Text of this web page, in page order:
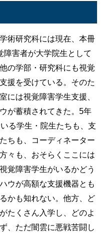
術研究科には現在、本冊
障害者が大学院生として
の学部・研究科にも視覚
援を受けている。そのた
には視覚障害学生支援、
が蓄積されてきた。5年
る学生・院生たちも、支
ちも、コーディネーター
々も、おそらくここには
覚障害学生がいるかどう
ウが高額な支援機器とも
かも知れない。他方、ど
たくさん入学し、どのよ
、ただ闇雲に悪戦苦闘し